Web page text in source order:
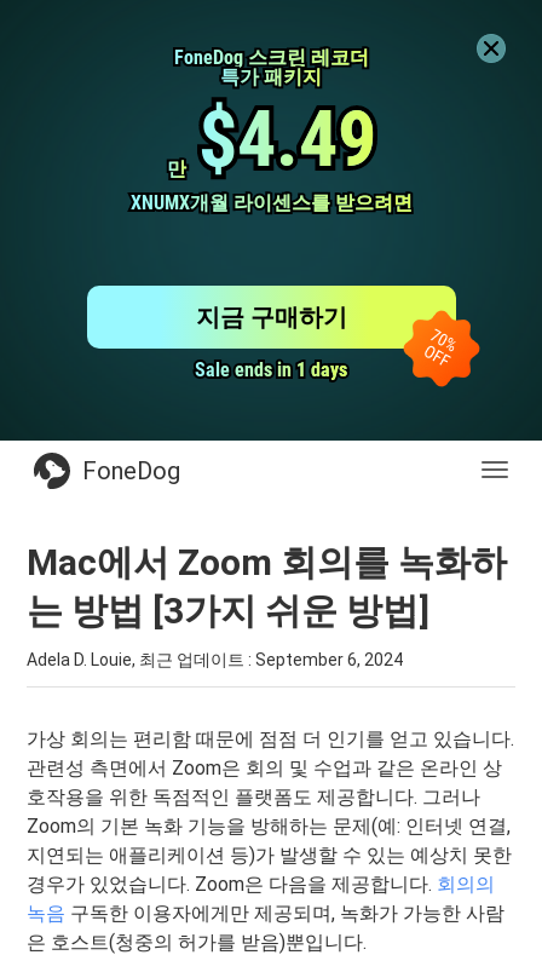
FoneDog 스크린 레코더
FoneDog 스크린 레코더
특가 패키지
특가 패키지
만
만 $4.49
$4.49
XNUMX개월 라이센스를 받으려면
XNUMX개월 라이센스를 받으려면
Sale ends in 1 days
Sale ends in 1 days
지금 구매하기
전
FoneDog
Mac에서 Zoom 회의를 녹화하
는 방법 [3가지 쉬운 방법]
Adela D. Louie, 최근 업데이트 :September 6, 2024
가상 회의는 편리함 때문에 점점 더 인기를 얻고 있습니다.
관련성 측면에서 Zoom은 회의 및 수업과 같은 온라인 상
호작용을 위한 독점적인 플랫폼도 제공합니다. 그러나
Zoom의 기본 녹화 기능을 방해하는 문제(예: 인터넷 연결,
지연되는 애플리케이션 등)가 발생할 수 있는 예상치 못한
경우가 있었습니다. Zoom은 다음을 제공합니다. 회의의
녹음 구독한 이용자에게만 제공되며, 녹화가 가능한 사람
은 호스트(청중의 허가를 받음)뿐입니다.